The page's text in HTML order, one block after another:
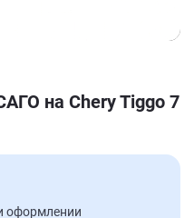
на Chery Tiggo 7
оформлении